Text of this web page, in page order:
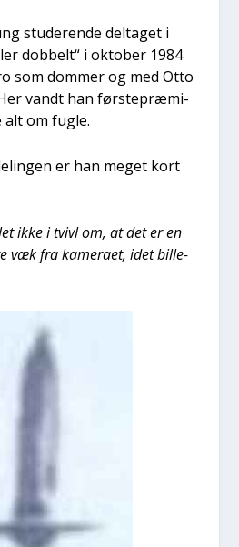
stu­de­ren­de del­ta­get i
dob­belt“ i okto­ber 1984
som dom­mer og med Otto
vandt han før­ste­præ­mi­
alt om fug­le.
er han meget kort
ikke i tvivl om, at det er en
væk fra kame­ra­et, idet bil­le­